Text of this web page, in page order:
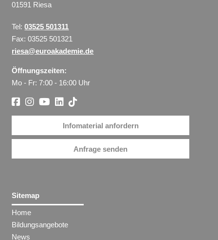
01591 Riesa
Tel:03525 501311
Fax: 03525 501321
riesa@euroakademie.de
Öffnungszeiten:
Mo - Fr: 7:00 - 16:00 Uhr
Infomaterial anfordern
Anfrage senden
Sitemap
Home
Bildungsangebote
News